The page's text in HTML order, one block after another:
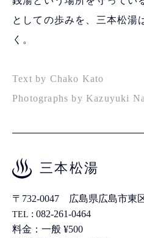
としての歩みを、三本松湯
く。
Text by Chako Kato
Photographs by Kazuyuki
三本松湯
〒732-0047 広島県広島市東
TEL : 082-261-0464
料金：一般 ¥500